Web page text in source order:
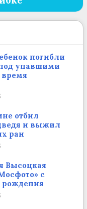
погибли
упавшими
отбил
и выжил
ран
Высоцкая
с